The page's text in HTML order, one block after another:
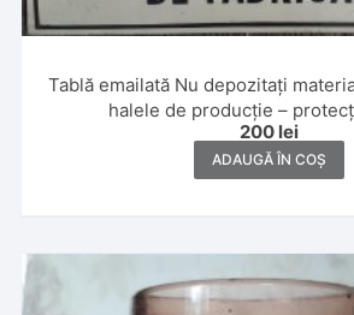
Tablă emailată Nu depozitați
halele de producție –
200 lei
ADAUGĂ ÎN COȘ